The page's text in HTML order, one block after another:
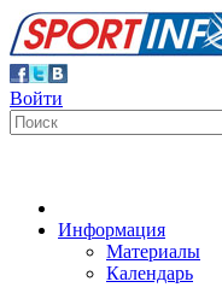
Войти
Информация
Материалы
Календарь